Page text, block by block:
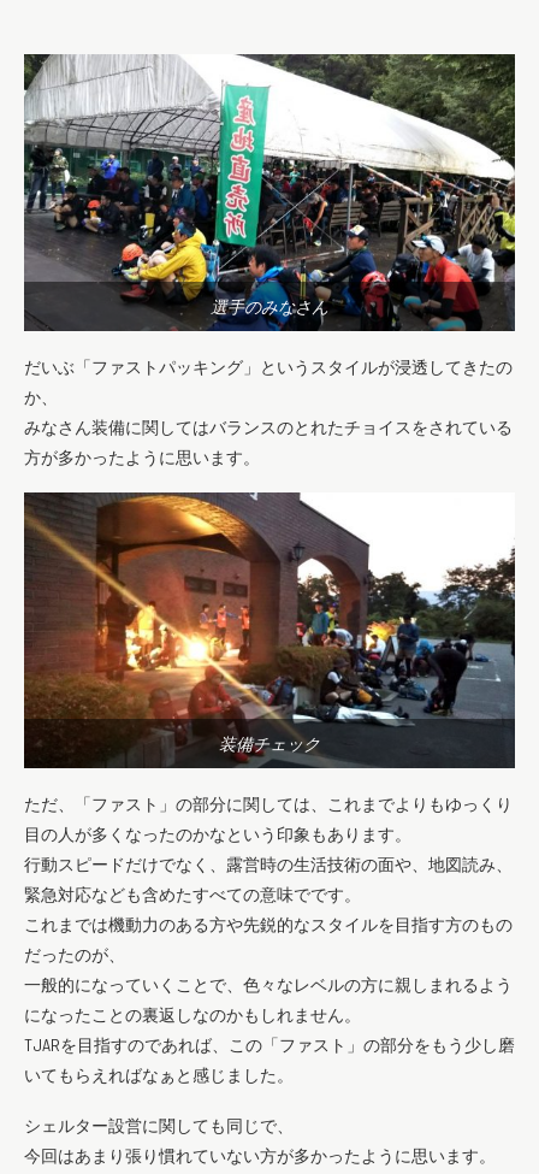
選手のみなさん
だいぶ「ファストパッキング」というスタイルが浸透してきたの
か、
みなさん装備に関してはバランスのとれたチョイスをされている
方が多かったように思います。
装備チェック
ただ、「ファスト」の部分に関しては、これまでよりもゆっくり
目の人が多くなったのかなという印象もあります。
行動スピードだけでなく、露営時の生活技術の面や、地図読み、
緊急対応なども含めたすべての意味でです。
これまでは機動力のある方や先鋭的なスタイルを目指す方のもの
だったのが、
一般的になっていくことで、色々なレベルの方に親しまれるよう
になったことの裏返しなのかもしれません。
TJARを目指すのであれば、この「ファスト」の部分をもう少し磨
いてもらえればなぁと感じました。
シェルター設営に関しても同じで、
今回はあまり張り慣れていない方が多かったように思います。